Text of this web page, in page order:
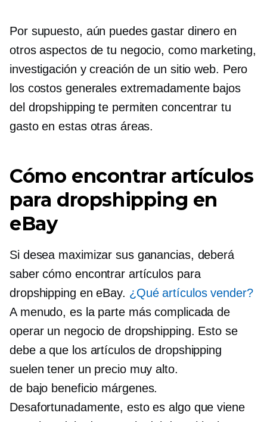
Por supuesto, aún puedes gastar dinero en
otros aspectos de tu negocio, como marketing,
investigación y creación de un sitio web. Pero
los costos generales extremadamente bajos
del dropshipping te permiten concentrar tu
gasto en estas otras áreas.
Cómo encontrar artículos
para dropshipping en
eBay
Si desea maximizar sus ganancias, deberá
saber cómo encontrar artículos para
dropshipping en eBay. ¿Qué artículos vender?
A menudo, es la parte más complicada de
operar un negocio de dropshipping. Esto se
debe a que los artículos de dropshipping
suelen tener un precio muy alto.
de bajo beneficio márgenes.
Desafortunadamente, esto es algo que viene